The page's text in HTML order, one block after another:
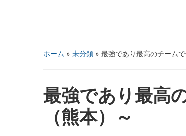
ホーム » 未分類 » 最強であり最高のチーム
最強であり最高
（熊本）～